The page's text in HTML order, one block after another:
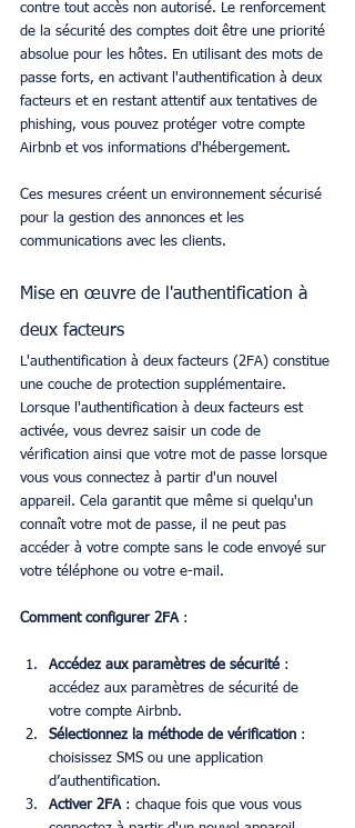
contre tout accès non autorisé. Le renforcement
de la sécurité des comptes doit être une priorité
absolue pour les hôtes. En utilisant des mots de
passe forts, en activant l'authentification à deux
facteurs et en restant attentif aux tentatives de
phishing, vous pouvez protéger votre compte
Airbnb et vos informations d'hébergement.
Ces mesures créent un environnement sécurisé
pour la gestion des annonces et les
communications avec les clients.
Mise en œuvre de l'authentification à
deux facteurs
L'authentification à deux facteurs (2FA) constitue
une couche de protection supplémentaire.
Lorsque l'authentification à deux facteurs est
activée, vous devrez saisir un code de
vérification ainsi que votre mot de passe lorsque
vous vous connectez à partir d'un nouvel
appareil. Cela garantit que même si quelqu'un
connaît votre mot de passe, il ne peut pas
accéder à votre compte sans le code envoyé sur
votre téléphone ou votre e-mail.
Comment configurer 2FA :
Accédez aux paramètres de sécurité :
accédez aux paramètres de sécurité de
votre compte Airbnb.
Sélectionnez la méthode de vérification :
choisissez SMS ou une application
d’authentification.
Activer 2FA : chaque fois que vous vous